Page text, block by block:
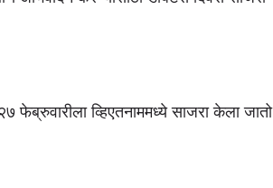
फेब्रुवारीला व्हिएतनाममध्ये साजरा केला जातो